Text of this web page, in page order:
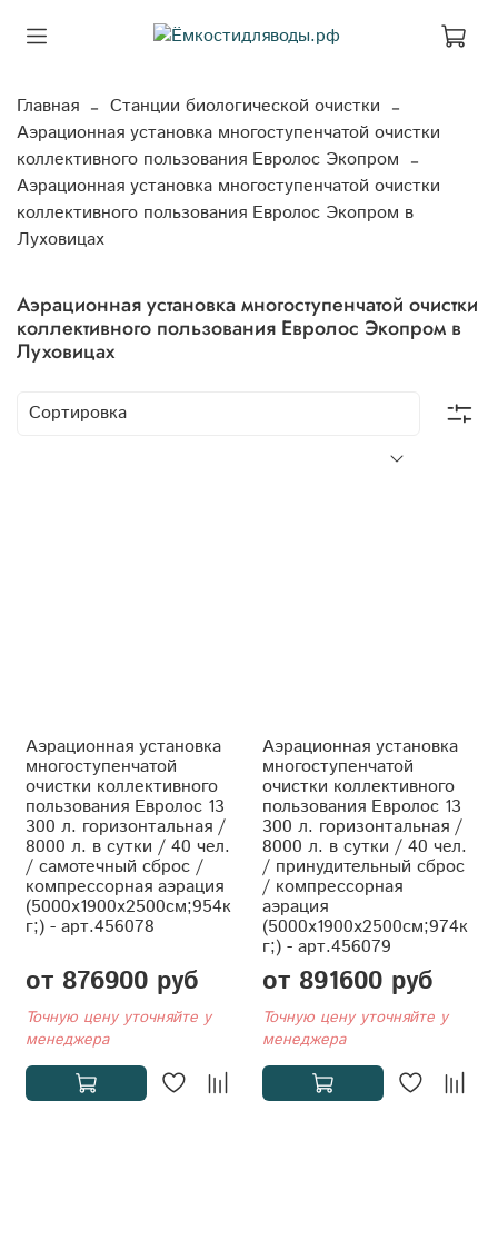
Главная
Станции биологической очистки
Аэрационная установка многоступенчатой очистки
коллективного пользования Евролос Экопром
Аэрационная установка многоступенчатой очистки
коллективного пользования Евролос Экопром в
Луховицах
Аэрационная установка многоступенчатой очистки
коллективного пользования Евролос Экопром в
Луховицах
Аэрационная установка
многоступенчатой
очистки коллективного
пользования Евролос 13
300 л. горизонтальная /
8000 л. в сутки / 40 чел.
/ самотечный сброс /
компрессорная аэрация
(5000x1900x2500см;954к
г;) - арт.456078
от 876900 руб
Точную цену уточняйте у
менеджера
Аэрационная установка
многоступенчатой
очистки коллективного
пользования Евролос 13
300 л. горизонтальная /
8000 л. в сутки / 40 чел.
/ принудительный сброс
/ компрессорная
аэрация
(5000x1900x2500см;974к
г;) - арт.456079
от 891600 руб
Точную цену уточняйте у
менеджера